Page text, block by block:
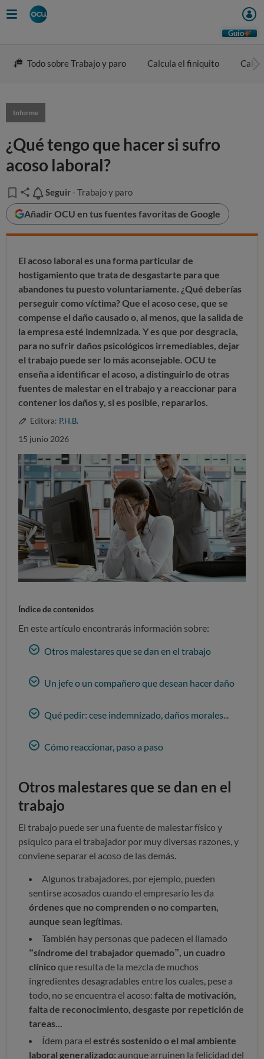
Guio
Todo sobre Trabajo y paro Calcula el finiquito
Informe
¿Qué tengo que hacer si sufro
acoso laboral?
Seguir
Seguir - Trabajo y paro
Añadir OCU en tus fuentes favoritas de Google
El acoso laboral es una forma particular de
hostigamiento que trata de desgastarte para que
abandones tu puesto voluntariamente. ¿Qué deberías
perseguir como víctima? Que el acoso cese, que se
compense el daño causado o, al menos, que la salida de
la empresa esté indemnizada. Y es que por desgracia,
para no sufrir daños psicológicos irremediables, dejar
el trabajo puede ser lo más aconsejable. OCU te
enseña a identificar el acoso, a distinguirlo de otras
fuentes de malestar en el trabajo y a reaccionar para
contener los daños y, si es posible, repararlos.
Editora: P.H.B.
15 junio 2026
Índice de contenidos
En este artículo encontrarás información sobre:
Otros malestares que se dan en el trabajo
Un jefe o un compañero que desean hacer daño
Qué pedir: cese indemnizado, daños morales...
Cómo reaccionar, paso a paso
Otros malestares que se dan en el
trabajo
El trabajo puede ser una fuente de malestar físico y
psíquico para el trabajador por muy diversas razones, y
conviene separar el acoso de las demás.
Algunos trabajadores, por ejemplo, pueden
sentirse acosados cuando el empresario les da
órdenes que no comprenden o no comparten,
aunque sean legítimas.
También hay personas que padecen el llamado
“síndrome del trabajador quemado”, un cuadro
clínicoque resulta de la mezcla de muchos
ingredientes desagradables entre los cuales, pese a
todo, no se encuentra el acoso: falta de motivación,
falta de reconocimiento, desgaste por repetición de
tareas...
Ídem para el estrés sostenido o el mal ambiente
laboral generalizado: aunque arruinen la felicidad del